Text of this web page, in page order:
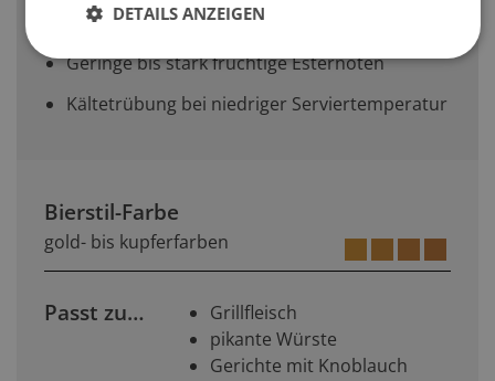
zulässig
Geringe bis stark fruchtige Esternoten
Kältetrübung bei niedriger Serviertemperatur
Bierstil-Farbe
gold- bis kupferfarben
Passt zu…
Grillfleisch
pikante Würste
Gerichte mit Knoblauch
DETAILS ANZEIGEN